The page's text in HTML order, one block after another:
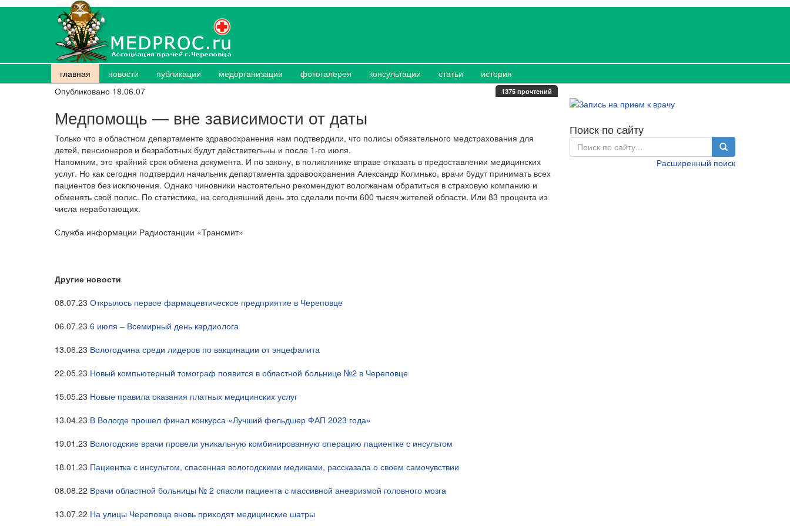
главная новости публикации медорганизации фотогалерея консультации статьи
история
Опубликовано 18.06.07
1375 прочтений
Медпомощь — вне зависимости от даты
Только что в областном департаменте здравоохранения нам подтвердили, что полисы обязательного медстрахования для
детей, пенсионеров и безработных будут действительны и после 1-го июля.
Напомним, это крайний срок обмена документа. И по закону, в поликлинике вправе отказать в предоставлении медицинских
услуг. Но как сегодня подтвердил начальник департамента здравоохранения Александр Колинько, врачи будут принимать всех
пациентов без исключения. Однако чиновники настоятельно рекомендуют вологжанам обратиться в страховую компанию и
обменять свой полис. По статистике, на сегодняшний день это сделали почти 600 тысяч жителей области. Или 83 процента из
числа неработающих.
Служба информации Радиостанции «Трансмит»
Другие новости
08.07.23 Открылось первое фармацевтическое предприятие в Череповце
06.07.23 6 июля – Всемирный день кардиолога
13.06.23 Вологодчина среди лидеров по вакцинации от энцефалита
22.05.23 Новый компьютерный томограф появится в областной больнице №2 в Череповце
15.05.23 Новые правила оказания платных медицинских услуг
13.04.23 В Вологде прошел финал конкурса «Лучший фельдшер ФАП 2023 года»
19.01.23 Вологодские врачи провели уникальную комбинированную операцию пациентке с инсультом
18.01.23 Пациентка с инсультом, спасенная вологодскими медиками, рассказала о своем самочувствии
08.08.22 Врачи областной больницы № 2 спасли пациента с массивной аневризмой головного мозга
13.07.22 На улицы Череповца вновь приходят медицинские шатры
Поиск по сайту
Расширенный поиск